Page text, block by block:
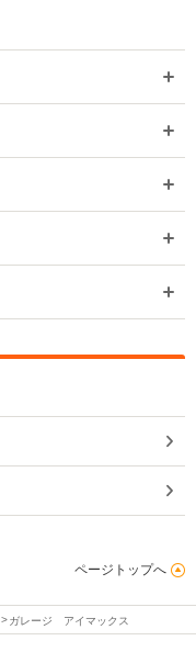
ページトップへ
ガレージ アイマックス